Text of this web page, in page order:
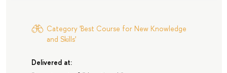
Category 'Best Course for New Knowledge
and Skills'
Delivered at: